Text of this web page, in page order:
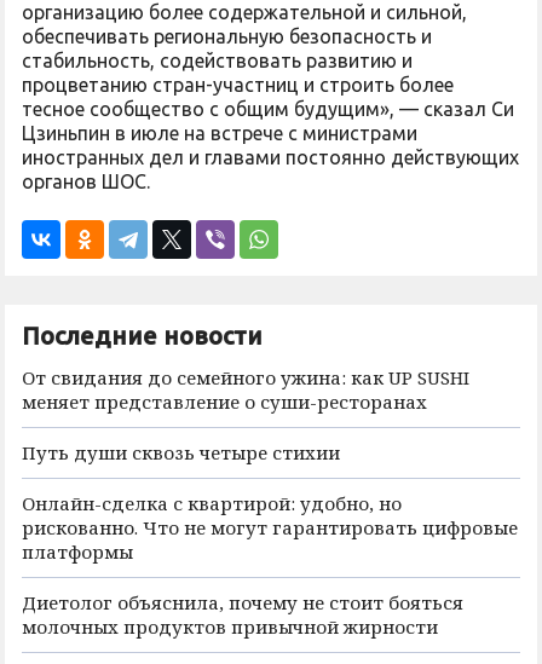
организацию более содержательной и сильной,
обеспечивать региональную безопасность и
стабильность, содействовать развитию и
процветанию стран-участниц и строить более
тесное сообщество с общим будущим», — сказал Си
Цзиньпин в июле на встрече с министрами
иностранных дел и главами постоянно действующих
органов ШОС.
Последние новости
От свидания до семейного ужина: как UP SUSHI
меняет представление о суши-ресторанах
Путь души сквозь четыре стихии
Онлайн-сделка с квартирой: удобно, но
рискованно. Что не могут гарантировать цифровые
платформы
Диетолог объяснила, почему не стоит бояться
молочных продуктов привычной жирности